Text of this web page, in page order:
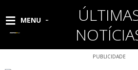
MENU
PUBLICIDADE